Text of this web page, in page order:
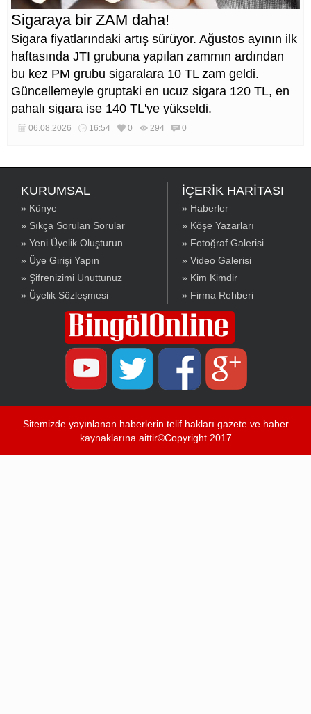
Sigaraya bir ZAM daha!
Sigara fiyatlarındaki artış sürüyor. Ağustos ayının ilk
haftasında JTI grubuna yapılan zammın ardından
bu kez PM grubu sigaralara 10 TL zam geldi.
Güncellemeyle gruptaki en ucuz sigara 120 TL, en
pahalı sigara ise 140 TL'ye yükseldi.
06.08.2026 16:54 0 294 0
KURUMSAL
» Künye
» Sıkça Sorulan Sorular
» Yeni Üyelik Oluşturun
» Üye Girişi Yapın
» Şifrenizimi Unuttunuz
» Üyelik Sözleşmesi
İÇERİK HARİTASI
» Haberler
» Köşe Yazarları
» Fotoğraf Galerisi
» Video Galerisi
» Kim Kimdir
» Firma Rehberi
Sitemizde yayınlanan haberlerin telif hakları gazete ve haber
kaynaklarına aittir©Copyright 2017